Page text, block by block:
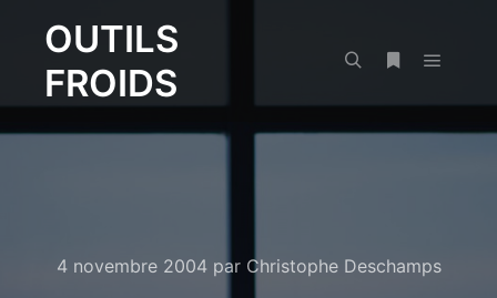
OUTILS
FROIDS
4 novembre 2004par Christophe Deschamps